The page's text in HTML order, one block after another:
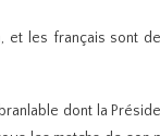
et les français sont
dont la